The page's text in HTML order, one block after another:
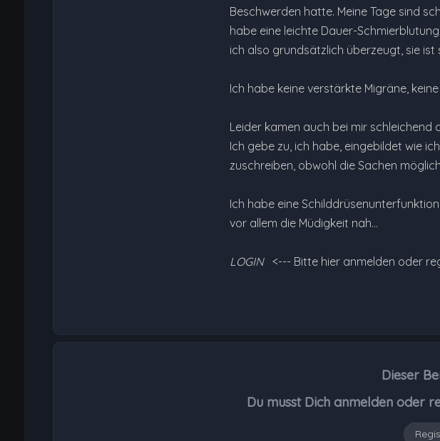
Beschwerden hatte. Meine Tage sind
habe eine leichte Dauer-
ich also grundsätzlich überzeugt, sie
Ich habe keine verstärkte Migräne,
Leider kamen auch bei mir schleichend
Ich gebe zu, ich habe, eingebildet wie
zuschreiben, obwohl die Sachen
Ich habe eine
vor allem die Müdigkeit nah…
LOGIN <--- Bitte hier anmelden oder
Dieser
Du musst Dich anmelden oder